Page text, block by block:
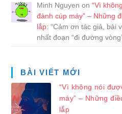
Minh Nguyen on“Vì
đành cúp máy” – Những
lắp: “Cảm ơn tác giả, bài
nhất đoạn “đi đường
BÀI VIẾT MỚI
“Vì không nói
máy” – Những
lắp